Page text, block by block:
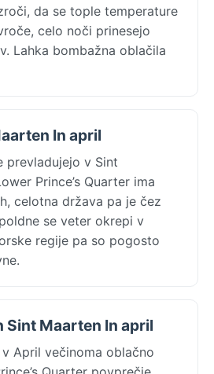
da se tople temperature
celo noči prinesejo
Lahka bombažna oblačila
In april
prevladujejo v Sint
Prince’s Quarter ima
celotna država pa je čez
se veter okrepi v
regije pa so pogosto
Sint Maarten In april
April večinoma oblačno